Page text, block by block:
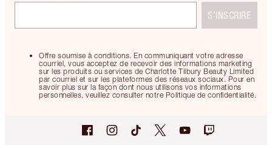
Offre soumise à conditions. En communiquant votre adresse
courriel, vous acceptez de recevoir des informations marketing
sur les produits ou services de Charlotte Tilbury Beauty Limited
par courriel et sur les plateformes des réseaux sociaux. Pour en
savoir plus sur la façon dont nous utilisons vos informations
personnelles, veuillez consulter notre Politique de confidentialité.
S’INSCRIRE